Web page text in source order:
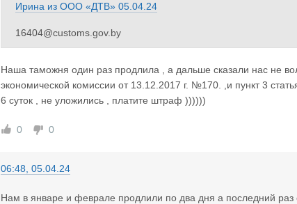
Ирина из ООО «ДТВ» 05.04.24
16404@customs.gov.by
grt@customs.gov.by
Нам по каждой машине написали отказ о продлении... может
Наша таможня один раз продлила , а дальше сказали нас не
экономической комиссии от 13.12.2017 г. №170. ,и пункт 3
6 суток , не уложились , платите штраф ))))))
0 0
06:48, 05.04.24
Нам в январе и феврале продлили по два дня а последний